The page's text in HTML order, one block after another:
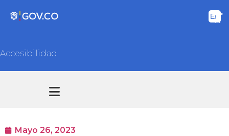
Accesibilidad
Mayo 26, 2023